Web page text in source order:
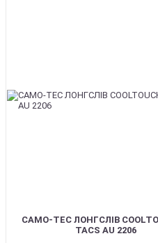
CAMO-TEC ЛОНГСЛІВ
TACS AU 2206